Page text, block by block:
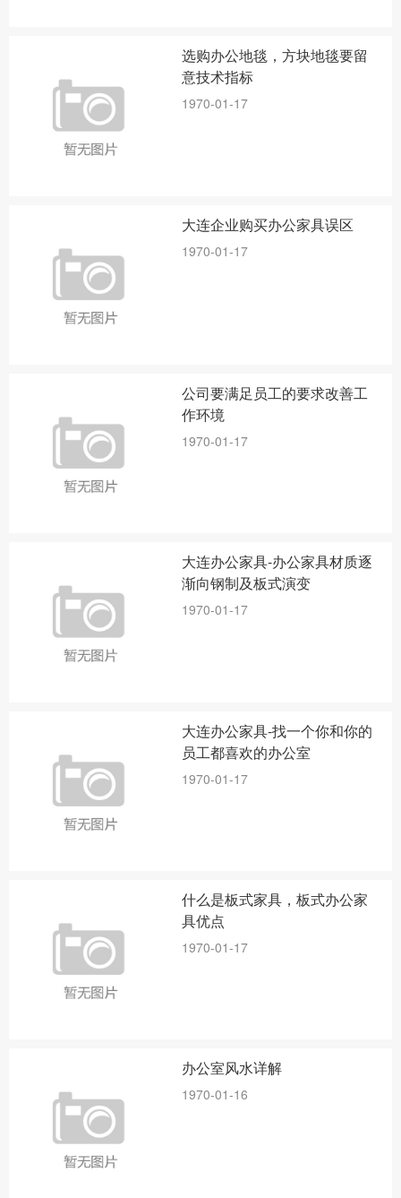
选购办公地毯，方块地毯要留
意技术指标
1970-01-17
大连企业购买办公家具误区
1970-01-17
公司要满足员工的要求改善工
作环境
1970-01-17
大连办公家具-办公家具材质逐
渐向钢制及板式演变
1970-01-17
大连办公家具-找一个你和你的
员工都喜欢的办公室
1970-01-17
什么是板式家具，板式办公家
具优点
1970-01-17
办公室风水详解
1970-01-16